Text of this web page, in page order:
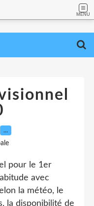
MENU
…
pour le 1er
avec
la météo, le
la disponibilité de